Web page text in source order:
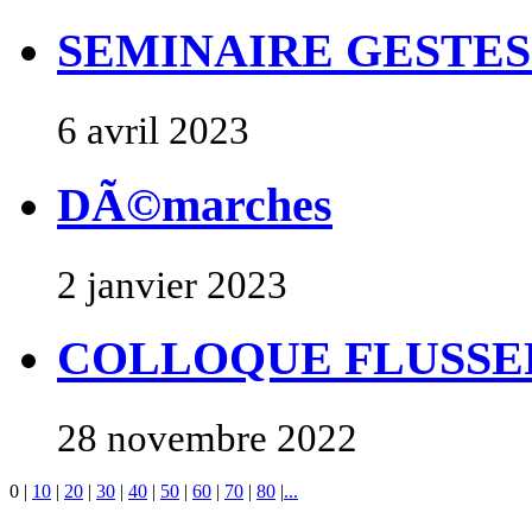
SEMINAIRE
6 avril 2023
DÃ©marches
2 janvier 2023
COLLOQUE
28 novembre 2022
0 | 10 | 20 | 30 | 40 | 50 | 60 | 70 | 80 |...